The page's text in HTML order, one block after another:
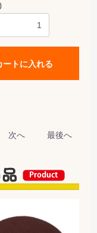
ートに入れる
次へ 最後へ